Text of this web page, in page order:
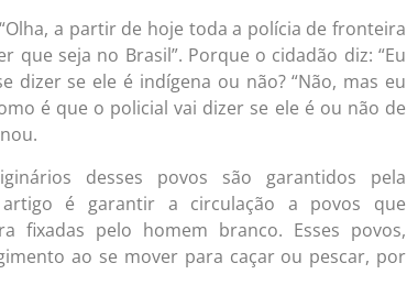
a partir de hoje toda a polícia de fronteira
seja no Brasil”. Porque o cidadão diz: “Eu
dizer se ele é indígena ou não? “Não, mas eu
é que o policial vai dizer se ele é ou não de
desses povos são garantidos pela
é garantir a circulação a povos que
fixadas pelo homem branco. Esses povos,
ao se mover para caçar ou pescar, por